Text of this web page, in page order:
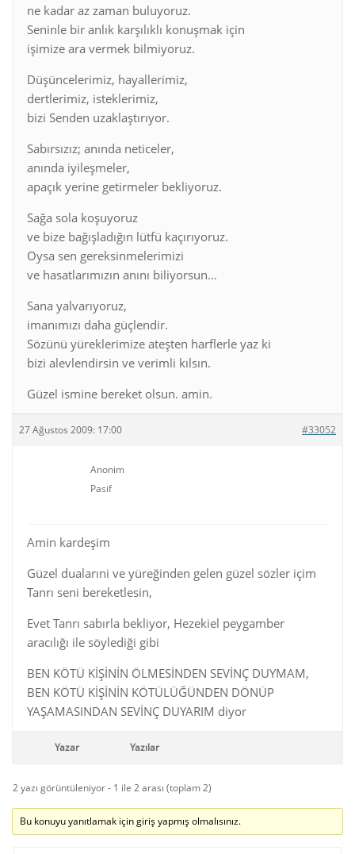
ne kadar az zaman buluyoruz.
Seninle bir anlık karşılıklı konuşmak için
işimize ara vermek bilmiyoruz.
Düşüncelerimiz, hayallerimiz,
dertlerimiz, isteklerimiz,
bizi Senden uzaklaştırıyor.
Sabırsızız; anında neticeler,
anında iyileşmeler,
apaçık yerine getirmeler bekliyoruz.
Sağa sola koşuyoruz
ve bize bağışladığın lütfü kaçırıyoruz.
Oysa sen gereksinmelerimizi
ve hasatlarımızın anını biliyorsun…
Sana yalvarıyoruz,
imanımızı daha güçlendir.
Sözünü yüreklerimize ateşten harflerle yaz ki
bizi alevlendirsin ve verimli kılsın.
Güzel ismine bereket olsun. amin.
27 Ağustos 2009: 17:00 #33052
Anonim
Pasif
Amin kardeşim
Güzel dualarıni ve yüreğinden gelen güzel sözler içim
Tanrı seni bereketlesin,
Evet Tanrı sabırla bekliyor, Hezekiel peygamber
aracılığı ile söylediği gibi
BEN KÖTÜ KİŞİNİN ÖLMESİNDEN SEVİNÇ DUYMAM,
BEN KÖTÜ KİŞİNİN KÖTÜLÜĞÜNDEN DÖNÜP
YAŞAMASINDAN SEVİNÇ DUYARIM diyor
Yazar Yazılar
2 yazı görüntüleniyor - 1 ile 2 arası (toplam 2)
Bu konuyu yanıtlamak için giriş yapmış olmalısınız.